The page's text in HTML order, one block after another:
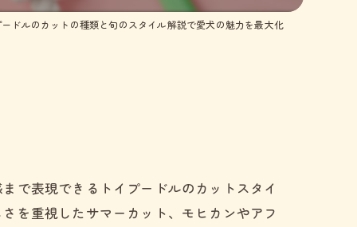
ドルのカットの種類と旬のスタイル解説で愛犬の魅力を最大化
で表現できるトイプードルのカットスタイ
を重視したサマーカット、モヒカンやアフ